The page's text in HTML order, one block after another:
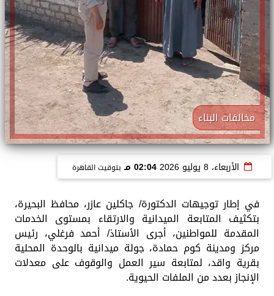
مخالفات البناء
الأربعاء، 8 يوليو 2026 02:04 مـ بتوقيت القاهرة
في إطار توجيهات الدكتورة/ جاكلين عازر، محافظ البحيرة،
بتكثيف المتابعة الميدانية والارتقاء بمستوى الخدمات
المقدمة للمواطنين، أجرى الأستاذ/ أحمد فرغلي، رئيس
مركز ومدينة كوم حمادة، جولة ميدانية بالوحدة المحلية
بقرية واقد، لمتابعة سير العمل والوقوف على معدلات
الإنجاز بعدد من الملفات الحيوية.